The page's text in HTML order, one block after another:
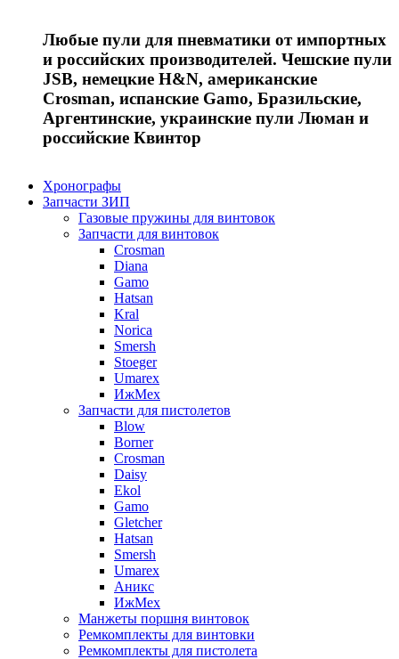
Любые пули для пневматики от импортных
и российских производителей. Чешские пули
JSB, немецкие H&N, американские
Crosman, испанские Gamo, Бразильские,
Аргентинские, украинские пули Люман и
российские Квинтор
Хронографы
Запчасти ЗИП
Газовые пружины для винтовок
Запчасти для винтовок
Crosman
Diana
Gamo
Hatsan
Kral
Norica
Smersh
Stoeger
Umarex
ИжМех
Запчасти для пистолетов
Blow
Borner
Crosman
Daisy
Ekol
Gamo
Gletcher
Hatsan
Smersh
Umarex
Аникс
ИжМех
Манжеты поршня винтовок
Ремкомплекты для винтовки
Ремкомплекты для пистолета